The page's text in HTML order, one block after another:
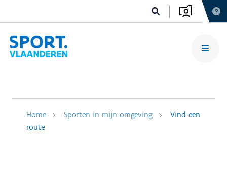
Home Sporten in mijn omgeving
Vind een
route